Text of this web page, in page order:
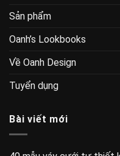
Sản phẩm
Oanh’s Lookbooks
Về Oanh Design
Tuyển dụng
Bài viết mới